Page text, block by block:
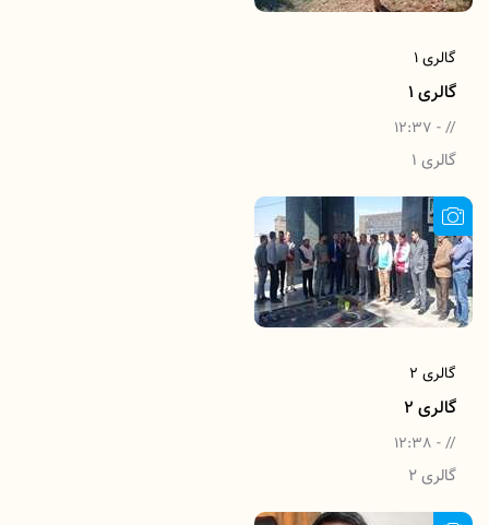
گالری 1
گالری 1
// - 12:37
گالری 1
گالری 2
گالری 2
// - 12:38
گالری 2